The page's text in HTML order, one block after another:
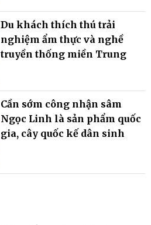
Du khách thích thú trải
nghiệm ẩm thực và nghề
truyền thống miền Trung
Cần sớm công nhận sâm
Ngọc Linh là sản phẩm quốc
gia, cây quốc kế dân sinh